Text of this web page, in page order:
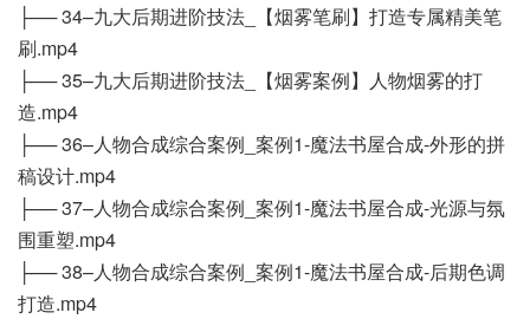
├── 34–九大后期进阶技法_【烟雾笔刷】打造专属精美笔
刷.mp4
├── 35–九大后期进阶技法_【烟雾案例】人物烟雾的打
造.mp4
├── 36–人物合成综合案例_案例1-魔法书屋合成-外形的拼
稿设计.mp4
├── 37–人物合成综合案例_案例1-魔法书屋合成-光源与氛
围重塑.mp4
├── 38–人物合成综合案例_案例1-魔法书屋合成-后期色调
打造.mp4